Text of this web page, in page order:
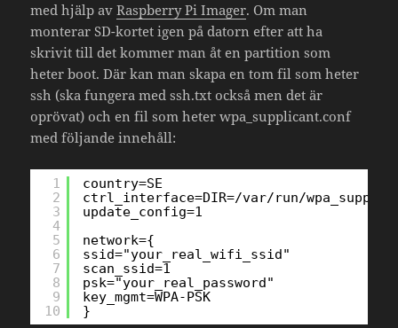
med hjälp avRaspberry Pi Imager. Om man
monterar SD-kortet igen på datorn efter att ha
skrivit till det kommer man åt en partition som
heter boot. Där kan man skapa en tom fil som heter
ssh (ska fungera med ssh.txt också men det är
oprövat) och en fil som heter wpa_supplicant.conf
med följande innehåll:
1
2
3
4
5
6
7
8
9
10
country=SE
ctrl_interface=DIR=/var/run/
update_config=1
network={
ssid="your_real_wifi_ssid"
scan_ssid=1
psk="your_real_password"
key_mgmt=WPA-PSK
}